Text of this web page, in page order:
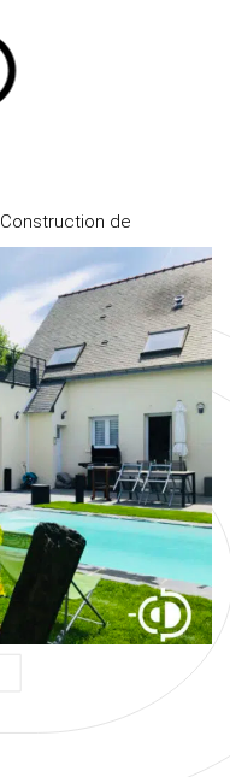
Construction de